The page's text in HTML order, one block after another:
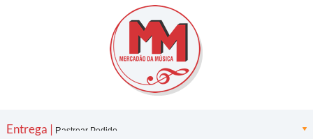
Entrega | Rastrear Pedido